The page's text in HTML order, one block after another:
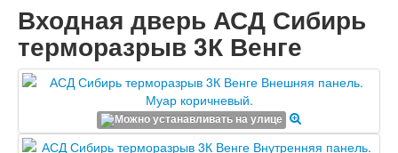
Стайл
Термо
Термо Лацио
Флагман
Электрозамок Смарт
Заводские двери
Двери Лабиринт
Лабиринт Аляска Лайт
Входная дверь АСД Сибирь
терморазрыв 3К Венге